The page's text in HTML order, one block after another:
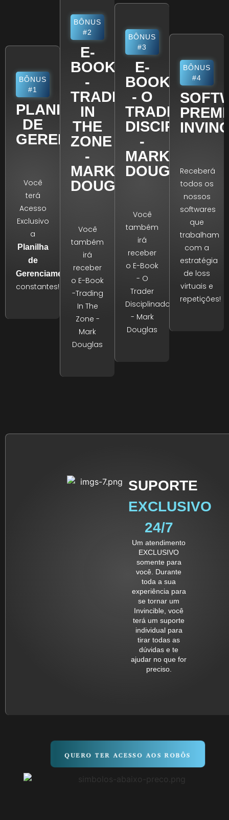
BÔNUS
#1
PLANILHAS
DE
GERENCIAMENTO
Você
terá
Acesso
Exclusivo
a
Planilha
de
Gerenciamento
constantes!
BÔNUS
#2
E-
BOOK
-
TRADING
IN
THE
ZONE
-
MARK
DOUGLAS
Você
também
irá
receber
o E-Book
-Trading
In The
Zone -
Mark
Douglas
BÔNUS
#3
E-
BOOK
- O
TRADER
-
MARK
DOUGLAS
Você
também
irá
receber
o E-Book
- O
Trader
Disciplinado
- Mark
Douglas
BÔNUS
#4
Receberá
todos os
nossos
softwares
que
trabalham
com a
estratégia
de loss
virtuais e
repetições!
SUPORTE
EXCLUSIVO
24/7
Um atendimento
EXCLUSIVO
somente para
você. Durante
toda a sua
experiência para
se tornar um
Invincible, você
terá um suporte
individual para
tirar todas as
dúvidas e te
ajudar no que for
preciso.
QUERO TER ACESSO AOS ROBÔS